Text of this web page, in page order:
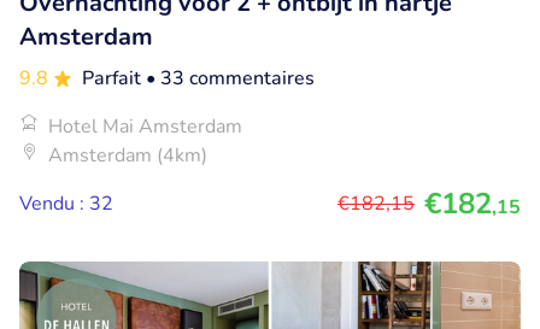
Amsterdam
9.8 Parfait • 33 commentaires
Hotel Mai Amsterdam
Amsterdam (4km)
Vendu : 32
€182,15 €182,15